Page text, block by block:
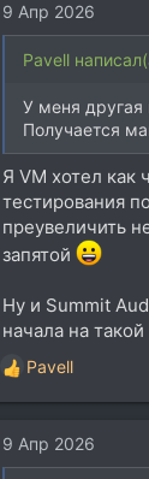
к
ц
9 Апр 2026
Pavell
У меня другая
Получается
Я VM хотел как
тестирования
преувеличить
запятой
Ну и Summit
начала на
Р
е
к
ц
Pavell
9 Апр 2026